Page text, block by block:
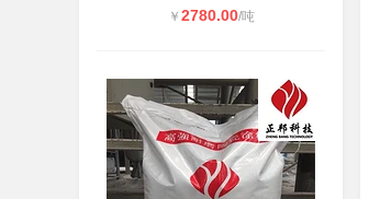
￥ 2780.00/吨